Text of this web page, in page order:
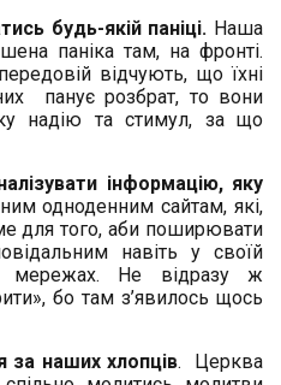
будь-якій паніці. Наша
паніка там, на фронті.
відчують, що їхні
панує розбрат, то вони
надію та стимул, за що
інформацію, яку
одноденним сайтам, які,
для того, аби поширювати
навіть у своїй
мережах. Не відразу ж
бо там з’явилось щось
за наших хлопців. Церква